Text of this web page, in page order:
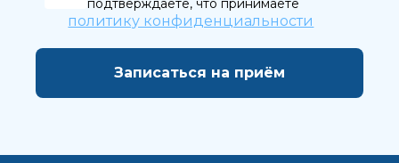
политику
конфиденциальности
вы подтверждаете, что принимаете
политику конфиденциальности